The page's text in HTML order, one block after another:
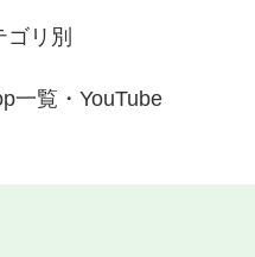
ゴリ別
一覧・YouTube